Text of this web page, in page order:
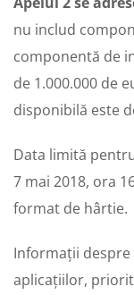
nu includ
componentă de
de 1.000.000 de
disponibilă este
Data limită
7 mai 2018, ora
format de hârtie.
Informații
aplicațiilor,